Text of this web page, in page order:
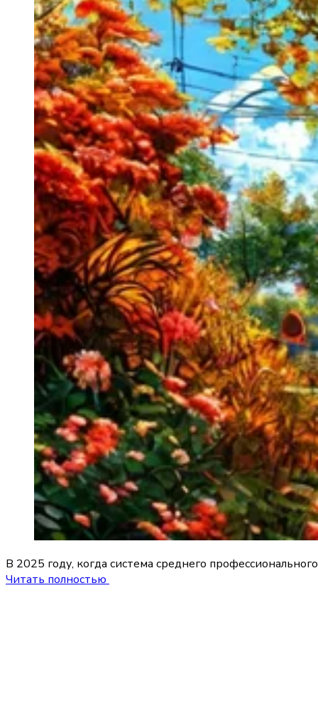
В 2025 году, когда система среднего
Читать полностью